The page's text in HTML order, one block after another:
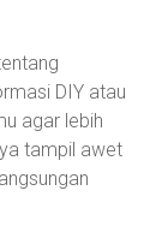
DIY atau
agar lebih
tampil awet